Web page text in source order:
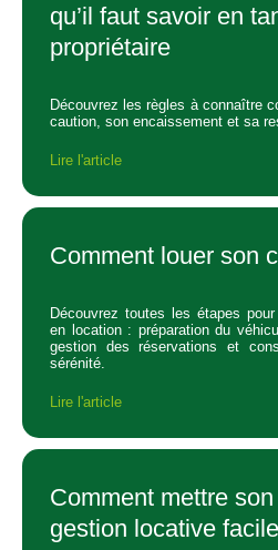
qu’il faut savoir en
propriétaire
Découvrez les règles à connaître
caution, son encaissement et sa
Lire l'article
Comment louer son
Découvrez toutes les étapes
en location : préparation du
gestion des réservations et
sérénité.
Lire l'article
Comment mettre
gestion locative